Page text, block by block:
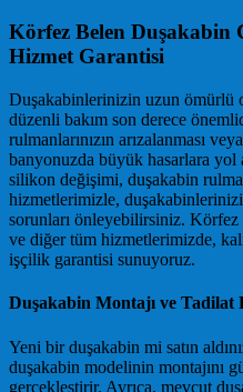
Körfez Belen Duşakabin
Hizmet Garantisi
Duşakabinlerinizin uzun ömürlü
düzenli bakım son derece
rulmanlarınızın arızalanması
banyonuzda büyük hasarlara
silikon değişimi, duşakabin
hizmetlerimizle,
sorunları önleyebilirsiniz.
ve diğer tüm hizmetlerimizde,
işçilik garantisi sunuyoruz.
Duşakabin Montajı ve Tadilat
Yeni bir duşakabin mi satın
duşakabin modelinin montajını
gerçekleştirir. Ayrıca, mevcut